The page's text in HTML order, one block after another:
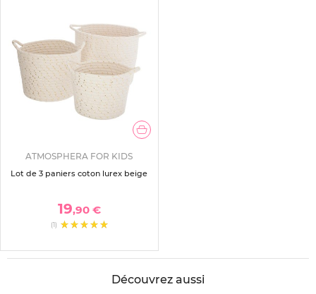
ATMOSPHERA FOR KIDS
Lot de 3 paniers coton lurex beige
19,90 €
(1)
Découvrez aussi